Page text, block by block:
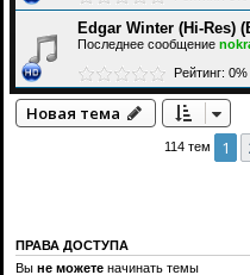
Edgar Winter (Hi-Res)
Последнее сообщение
Рейтинг: 0%
Новая тема
114 тем 1
ПРАВА ДОСТУПА
Вы не можете начинать темы